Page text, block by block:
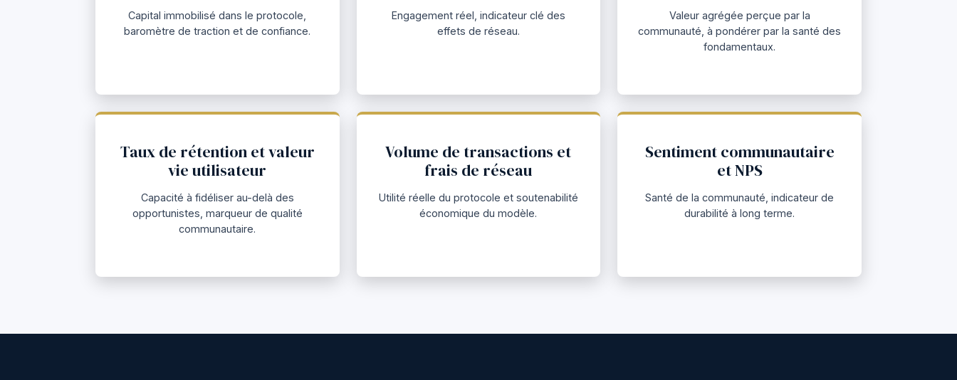
Capital immobilisé dans le protocole,
baromètre de traction et de confiance.
Engagement réel, indicateur clé des
effets de réseau.
Valeur agrégée perçue par la
communauté, à pondérer par la santé des
fondamentaux.
Taux de rétention et valeur
vie utilisateur
Capacité à fidéliser au-delà des
opportunistes, marqueur de qualité
communautaire.
Volume de transactions et
frais de réseau
Utilité réelle du protocole et soutenabilité
économique du modèle.
Sentiment communautaire
et NPS
Santé de la communauté, indicateur de
durabilité à long terme.